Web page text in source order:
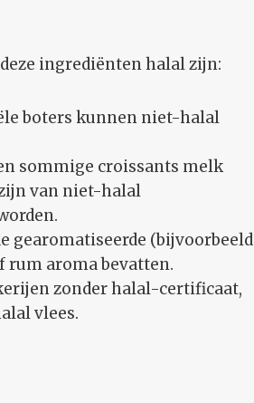
ingrediënten halal zijn:
boters kunnen niet-halal
sommige croissants melk
van niet-halal
gearomatiseerde (bijvoorbeeld
rum aroma bevatten.
zonder halal-certificaat,
vlees.